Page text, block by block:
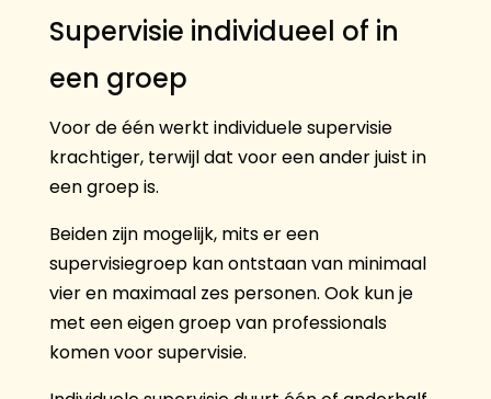
Supervisie individueel of in
een groep
Voor de één werkt individuele supervisie
krachtiger, terwijl dat voor een ander juist in
een groep is.
Beiden zijn mogelijk, mits er een
supervisiegroep kan ontstaan van minimaal
vier en maximaal zes personen. Ook kun je
met een eigen groep van professionals
komen voor supervisie.